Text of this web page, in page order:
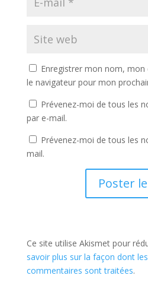
Enregistrer mon nom,
le navigateur pour mon
Prévenez-moi de tous les
par e-mail.
Prévenez-moi de tous les
mail.
Ce site utilise Akismet pour
savoir plus sur la façon dont
commentaires sont traitées.